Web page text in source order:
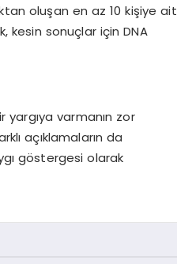
oluşan en az 10 kişiye ait
kesin sonuçlar için DNA
yargıya varmanın zor
açıklamaların da
göstergesi olarak